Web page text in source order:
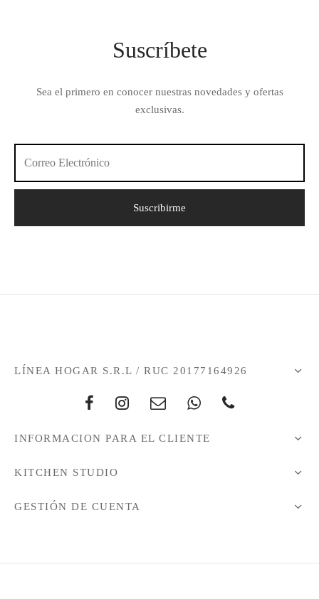
Suscríbete
Sea el primero en conocer nuestras novedades y ofertas
exclusivas.
LÍNEA HOGAR S.R.L / RUC 20177164926
INFORMACION PARA EL CLIENTE
KITCHEN STUDIO
GESTIÓN DE CUENTA